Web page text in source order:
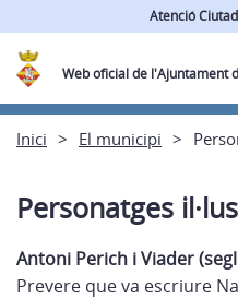
Atenció
Web oficial de l'Ajuntament
Inici El municipi
Personatges
Antoni Perich i Viader
Prevere que va escriure